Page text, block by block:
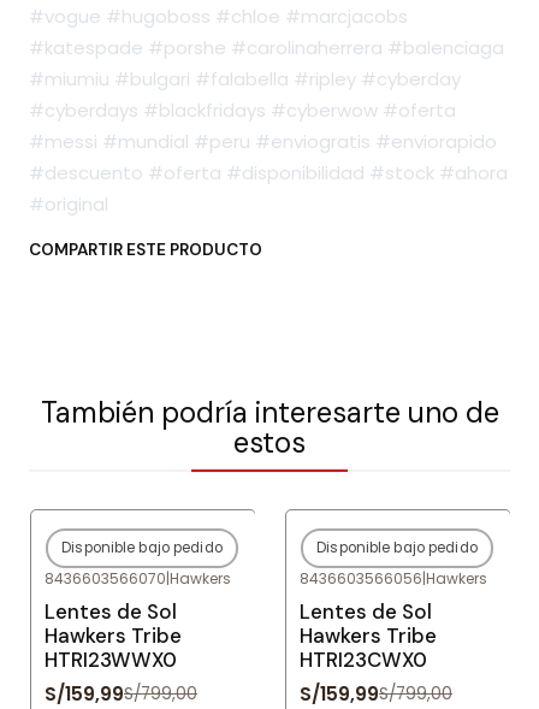
#vogue #hugoboss #chloe #marcjacobs
#katespade #porshe #carolinaherrera #balenciaga
#miumiu #bulgari #falabella #ripley #cyberday
#cyberdays #blackfridays #cyberwow #oferta
#messi #mundial #peru #enviogratis #enviorapido
#descuento #oferta #disponibilidad #stock #ahora
#original
COMPARTIR ESTE PRODUCTO
También podría interesarte uno de
estos
-80%OFF
Agotado
Disponible bajo pedido
8436603566070|Hawkers
Lentes de Sol
Hawkers Tribe
HTRI23WWX0
S/159,99S/799,00
-80%OFF
Agotado
Disponible bajo pedido
8436603566056|Hawkers
Lentes de Sol
Hawkers Tribe
HTRI23CWX0
S/159,99S/799,00